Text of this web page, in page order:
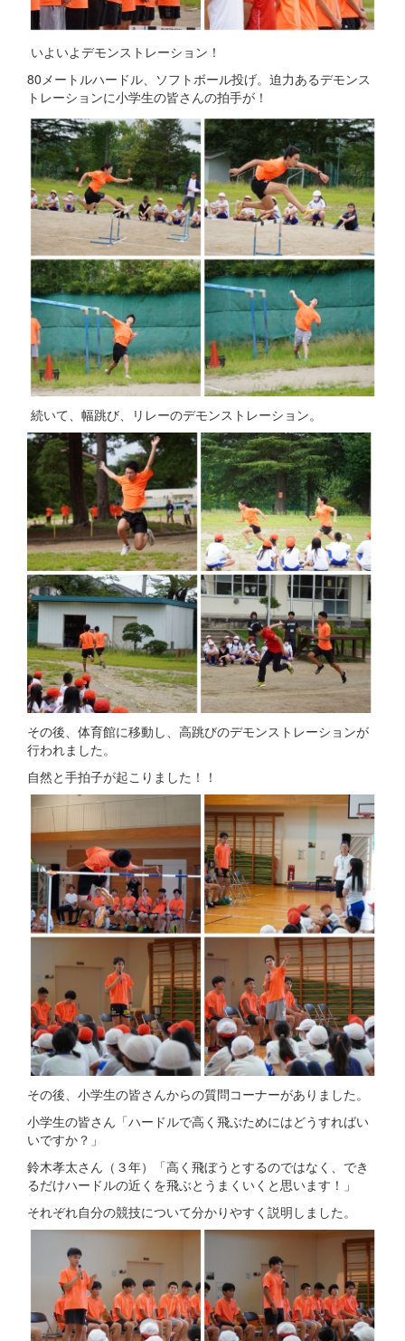
いよいよデモンストレーション！
80メートルハードル、ソフトボール投げ。迫力あるデモンス
トレーションに小学生の皆さんの拍手が！
続いて、幅跳び、リレーのデモンストレーション。
その後、体育館に移動し、高跳びのデモンストレーションが
行われました。
自然と手拍子が起こりました！！
その後、小学生の皆さんからの質問コーナーがありました。
小学生の皆さん「ハードルで高く飛ぶためにはどうすればい
いですか？」
鈴木孝太さん（３年）「高く飛ぼうとするのではなく、でき
るだけハードルの近くを飛ぶとうまくいくと思います！」
それぞれ自分の競技について分かりやすく説明しました。